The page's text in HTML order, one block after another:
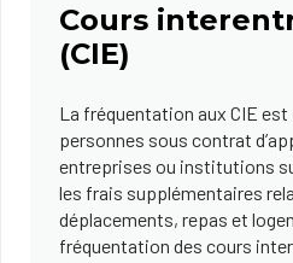
Cours
(CIE)
La fréquentation aux CIE est
personnes sous contrat
entreprises ou institutions
les frais supplémentaires
déplacements, repas et
fréquentation des cours